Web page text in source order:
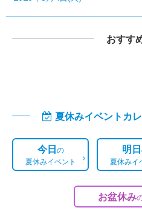
おすす
夏休みイベントカ
今日の
夏休みイベント
明日
夏休みイ
お盆休み